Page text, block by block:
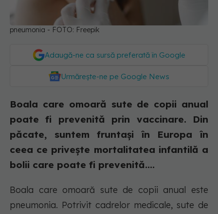
pneumonia - FOTO: Freepik
Adaugă-ne ca sursă preferată în Google
Urmărește-ne pe Google News
Boala care omoară sute de copii anual
poate fi prevenită prin vaccinare. Din
păcate, suntem fruntași în Europa în
ceea ce privește mortalitatea infantilă a
bolii care poate fi prevenită....
Boala care omoară sute de copii anual este
pneumonia. Potrivit cadrelor medicale, sute de